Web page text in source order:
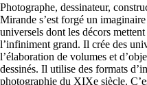
Photographe, dessinateur,
Mirande s’est forgé un
universels dont les décors
l’infiniment grand. Il crée des
l’élaboration de volumes et
dessinés. Il utilise des formats
photographie du XIXe siècle.